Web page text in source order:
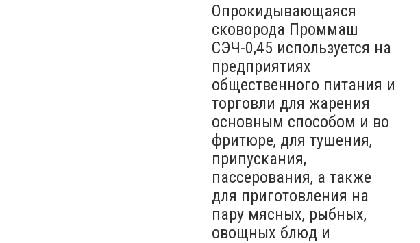
Опрокидывающаяся
сковорода Проммаш
СЭЧ-0,45 используется на
предприятиях
общественного питания и
торговли для жарения
основным способом и во
фритюре, для тушения,
припускания,
пассерования, а также
для приготовления на
пару мясных, рыбных,
овощных блюд и